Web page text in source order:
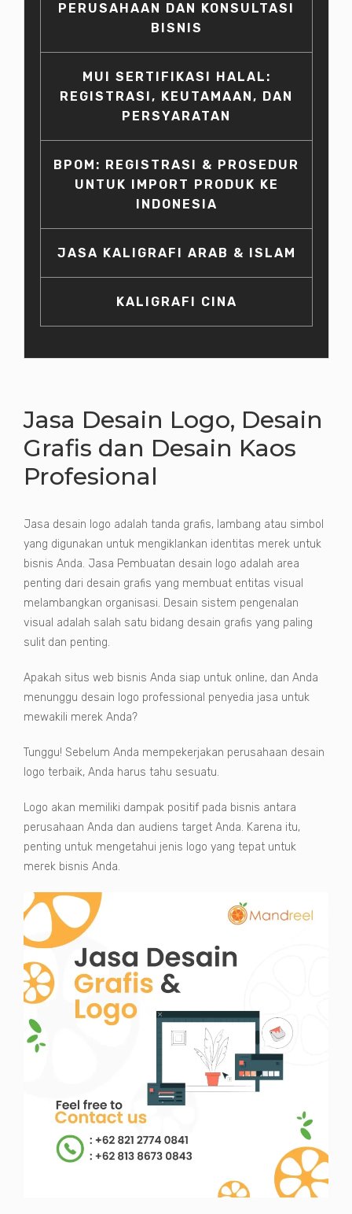
PERUSAHAAN DAN KONSULTASI
BISNIS
MUI SERTIFIKASI HALAL:
REGISTRASI, KEUTAMAAN, DAN
PERSYARATAN
BPOM: REGISTRASI & PROSEDUR
UNTUK IMPORT PRODUK KE
INDONESIA
JASA KALIGRAFI ARAB & ISLAM
KALIGRAFI CINA
Jasa Desain Logo, Desain
Grafis dan Desain Kaos
Profesional
Jasa desain logo adalah tanda grafis, lambang atau simbol
yang digunakan untuk mengiklankan identitas merek untuk
bisnis Anda. Jasa Pembuatan desain logo adalah area
penting dari desain grafis yang membuat entitas visual
melambangkan organisasi. Desain sistem pengenalan
visual adalah salah satu bidang desain grafis yang paling
sulit dan penting.
Apakah situs web bisnis Anda siap untuk online, dan Anda
menunggu desain logo professional penyedia jasa untuk
mewakili merek Anda?
Tunggu! Sebelum Anda mempekerjakan perusahaan desain
logo terbaik, Anda harus tahu sesuatu.
Logo akan memiliki dampak positif pada bisnis antara
perusahaan Anda dan audiens target Anda. Karena itu,
penting untuk mengetahui jenis logo yang tepat untuk
merek bisnis Anda.